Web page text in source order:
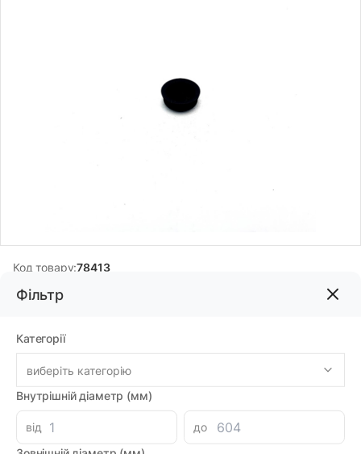
Фільтр
Категорії
виберіть категорію
Внутрішній діаметр (мм)
від
до
Код товару:78413
Бренд:DMH
145.00грн
+ В корзину
Знайшли дешевше?
126.88 при замовленні на загальну сумму 1000 грн.